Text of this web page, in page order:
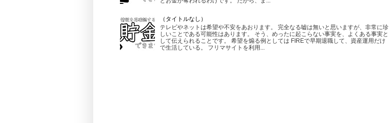
（タイトルなし）
テレビやネットは希望や不安をあおります。 完全なる嘘は無いと思いますが、非常に珍
しいことである可能性はあります。 そう、めったに起こらない事実を、よくある事実と
して伝えられることです。 希望を煽る例としては FIREで早期退職して、資産運用だけ
で生活している。 フリマサイトを利用...